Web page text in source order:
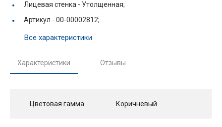
Лицевая стенка - Утолщенная;
Артикул - 00-00002812;
Все характеристики
Характеристики Отзывы
Цветовая гамма Коричневый